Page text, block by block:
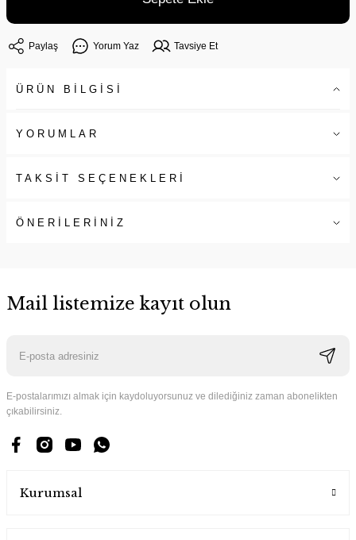
Paylaş Yorum Yaz Tavsiye Et
ÜRÜN BİLGİSİ
YORUMLAR
TAKSİT SEÇENEKLERİ
ÖNERİLERİNİZ
Mail listemize kayıt olun
E-postalarımızı almak için kaydoluyorsunuz ve dilediğiniz zaman abonelikten
çıkabilirsiniz.
Kurumsal